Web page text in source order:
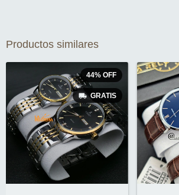
Productos similares
44% OFF
GRATIS